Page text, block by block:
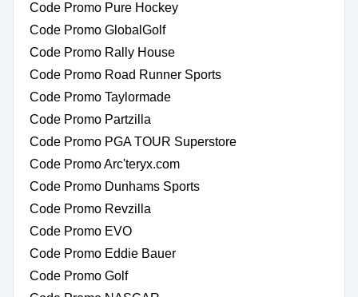
Code Promo Pure Hockey
Code Promo GlobalGolf
Code Promo Rally House
Code Promo Road Runner Sports
Code Promo Taylormade
Code Promo Partzilla
Code Promo PGA TOUR Superstore
Code Promo Arc'teryx.com
Code Promo Dunhams Sports
Code Promo Revzilla
Code Promo EVO
Code Promo Eddie Bauer
Code Promo Golf